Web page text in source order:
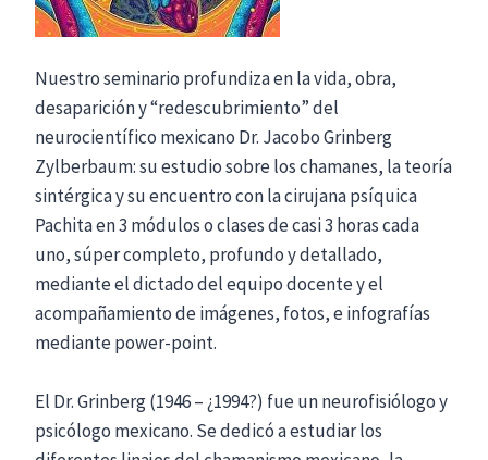
Nuestro seminario profundiza en la vida, obra,
desaparición y “redescubrimiento” del
neurocientífico mexicano Dr. Jacobo Grinberg
Zylberbaum: su estudio sobre los chamanes, la teoría
sintérgica y su encuentro con la cirujana psíquica
Pachita en 3 módulos o clases de casi 3 horas cada
uno, súper completo, profundo y detallado,
mediante el dictado del equipo docente y el
acompañamiento de imágenes, fotos, e infografías
mediante power-point.
El Dr. Grinberg (1946 – ¿1994?) fue un neurofisiólogo y
psicólogo mexicano. Se dedicó a estudiar los